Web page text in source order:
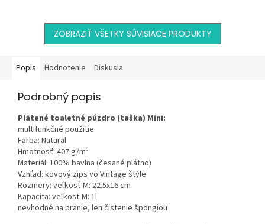
ZOBRAZIŤ VŠETKY SÚVISIACE PRODUKTY
Popis Hodnotenie Diskusia
Podrobný popis
Plátené toaletné púzdro (taška) Mini:
multifunkčné použitie
Farba: Natural
Hmotnosť: 407 g/m²
Materiál: 100% bavlna (česané plátno)
Vzhľad: kovový zips vo Vintage štýle
Rozmery: veľkosť M: 22.5x16 cm
Kapacita: veľkosť M: 1l
nevhodné na pranie, len čistenie špongiou